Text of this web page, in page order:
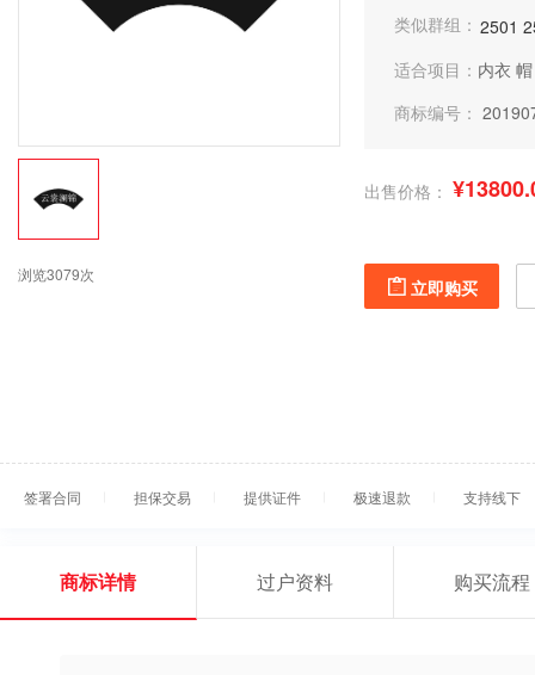
浏览3079次
类似群组： 2501
适合项目： 内衣 帽
商标编号：
出售价格：
立即购买
签署合同 担保交易 提供证件 极速退款 支持线下
商标详情 过户资料 购买流程